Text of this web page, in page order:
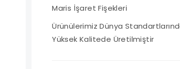
Maris İşaret Fişekleri
Ürünülerimiz Dünya
Yüksek Kalitede Üretilmiştir
Destek Hattı
7/24 uzman ekibimizden
destek alabilirsiniz.